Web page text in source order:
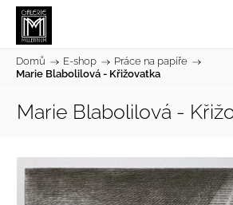
Domů / E-shop / Práce na papíře /
Marie Blabolilová - Křižovatka
Marie Blabolilová -